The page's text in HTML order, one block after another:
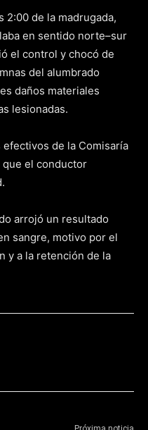
2:00 de la madrugada,
en sentido norte–sur
el control y chocó de
del alumbrado
daños materiales
lesionadas.
de la Comisaría
que el conductor
arrojó un resultado
sangre, motivo por el
y a la retención de la